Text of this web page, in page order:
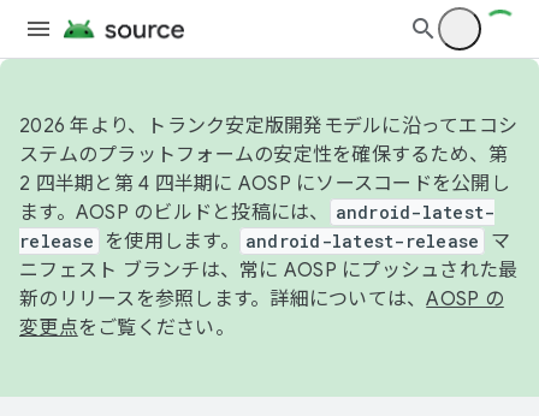
2026 年より、トランク安定版開発モデルに沿ってエコシ
ステムのプラットフォームの安定性を確保するため、第
2 四半期と第 4 四半期に AOSP にソースコードを公開し
ます。AOSP のビルドと投稿には、
android-latest-
release
を使用します。 android-latest-release
マ
ニフェスト ブランチは、常に AOSP にプッシュされた最
新のリリースを参照します。詳細については、AOSP の
変更点をご覧ください。